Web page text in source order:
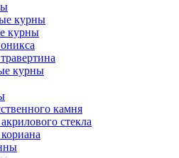
курны
курны
курны
камня
стекла